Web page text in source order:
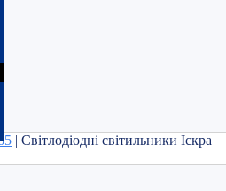
| Світлодіодні світильники Іскра